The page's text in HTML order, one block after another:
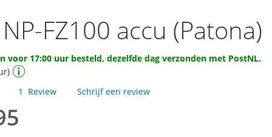
FZ100 accu (Patona)
voor 17:00 uur besteld, dezelfde dag verzonden met PostNL.
1 Review Schrijf een review